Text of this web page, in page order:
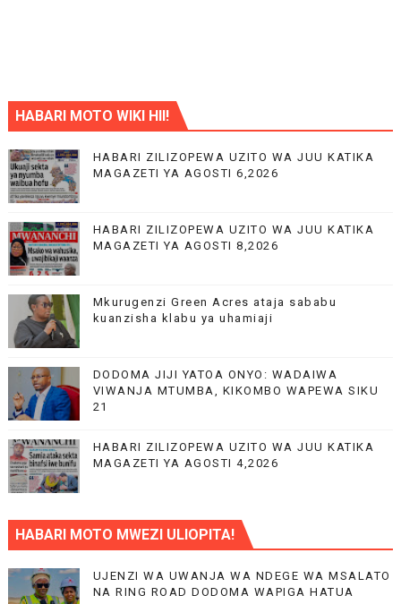
HABARI MOTO WIKI HII!
HABARI ZILIZOPEWA UZITO WA JUU KATIKA
MAGAZETI YA AGOSTI 6,2026
HABARI ZILIZOPEWA UZITO WA JUU KATIKA
MAGAZETI YA AGOSTI 8,2026
Mkurugenzi Green Acres ataja sababu
kuanzisha klabu ya uhamiaji
DODOMA JIJI YATOA ONYO: WADAIWA
VIWANJA MTUMBA, KIKOMBO WAPEWA SIKU
21
HABARI ZILIZOPEWA UZITO WA JUU KATIKA
MAGAZETI YA AGOSTI 4,2026
HABARI MOTO MWEZI ULIOPITA!
UJENZI WA UWANJA WA NDEGE WA MSALATO
NA RING ROAD DODOMA WAPIGA HATUA